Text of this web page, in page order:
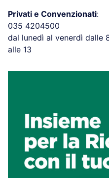
Privati e Convenzionati:
035 4204500
dal lunedì al venerdì dalle
alle 13